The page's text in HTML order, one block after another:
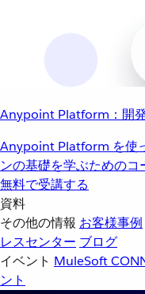
Anypoint Platform：開
Anypoint Platform を使
ンの基礎を学ぶためのコ
無料で受講する
資料
その他の情報 お客様事例
レスセンター ブログ
イベント MuleSoft
ント